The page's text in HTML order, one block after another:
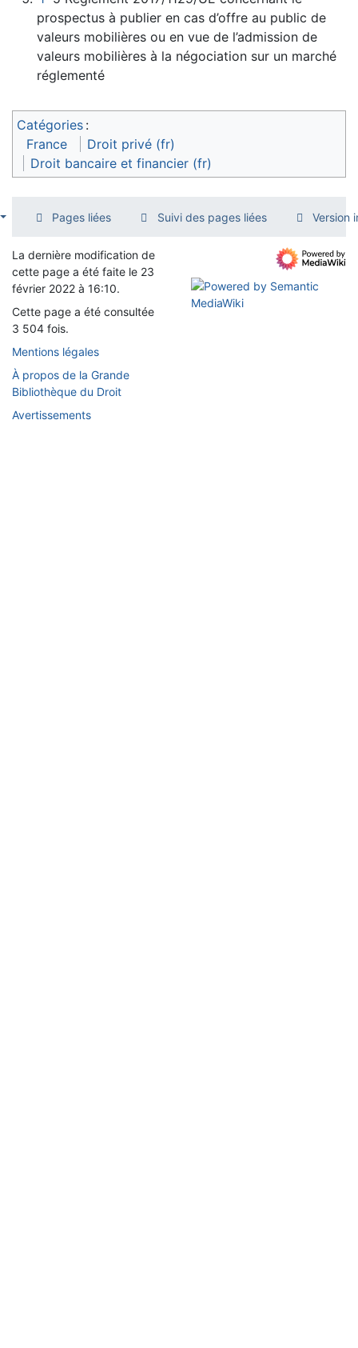
prospectus à publier en cas d’offre au public de
valeurs mobilières ou en vue de l’admission de
valeurs mobilières à la négociation sur un marché
réglementé
Catégories :
France
Droit privé (fr)
Droit bancaire et financier (fr)
Pages liées Suivi des pages liées Version
La dernière modification de
cette page a été faite le 23
février 2022 à 16:10.
Cette page a été consultée
3 504 fois.
Mentions légales
À propos de la Grande
Bibliothèque du Droit
Avertissements